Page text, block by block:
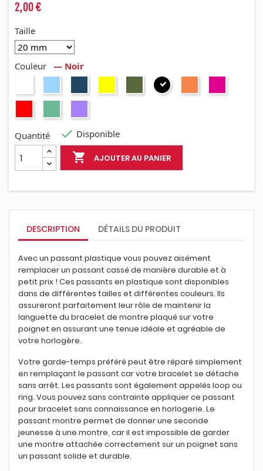
2,00 €
Taille
Couleur — Noir
ciel
nuit
Noir
rouge
émeraude
Quantité
 AJOUTER AU PANIER
 Disponible
DESCRIPTION DÉTAILS DU PRODUIT
Avec un passant plastique vous pouvez aisément
remplacer un passant cassé de manière durable et à
petit prix ! Ces passants en plastique sont disponibles
dans de différentes tailles et différentes couleurs. Ils
assureront parfaitement leur rôle de maintenir la
languette du bracelet de montre plaqué sur votre
poignet en assurant une tenue idéale et agréable de
votre horlogère.
Votre garde-temps préféré peut être réparé simplement
en remplaçant le passant car votre bracelet se détache
sans arrêt. Les passants sont également appelés loop ou
ring. Vous pouvez sans contrainte appliquer ce passant
pour bracelet sans connaissance en horlogerie. Le
passant montre permet de donner une seconde
jeunesse à une montre, car il est impossible de garder
une montre attachée correctement sur un poignet sans
un passant solide et durable.